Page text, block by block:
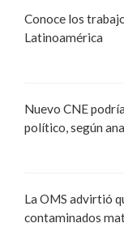
Conoce los
Latinoamérica
Nuevo CNE
político, según
La OMS advirtió
contaminados